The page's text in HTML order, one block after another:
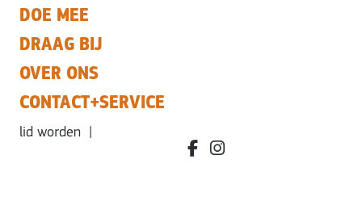
DOE MEE
DRAAG BIJ
OVER ONS
CONTACT+SERVICE
lid worden
facebook.com/bdvereniging/
instagram.com/